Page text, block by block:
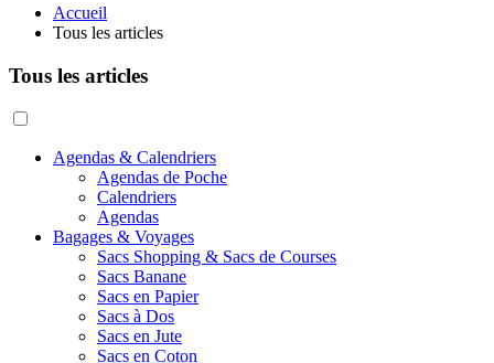
Accueil
Tous les articles
Tous les articles
Agendas & Calendriers
Agendas de Poche
Calendriers
Agendas
Bagages & Voyages
Sacs Shopping & Sacs de Courses
Sacs Banane
Sacs en Papier
Sacs à Dos
Sacs en Jute
Sacs en Coton